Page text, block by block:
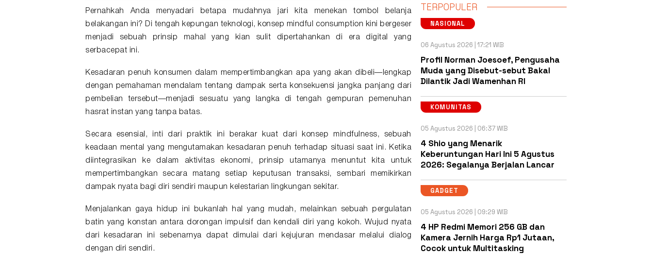
Pernahkah Anda menyadari betapa mudahnya jari kita menekan tombol belanja
belakangan ini? Di tengah kepungan teknologi, konsep mindful consumption kini bergeser
menjadi sebuah prinsip mahal yang kian sulit dipertahankan di
era digital
yang
serbacepat ini.
Kesadaran penuh konsumen dalam mempertimbangkan apa yang akan dibeli—lengkap
dengan pemahaman mendalam tentang dampak serta konsekuensi jangka panjang dari
pembelian tersebut—menjadi sesuatu yang langka di tengah gempuran pemenuhan
hasrat instan yang tanpa batas.
Secara esensial, inti dari praktik ini berakar kuat dari konsep mindfulness, sebuah
keadaan mental yang mengutamakan kesadaran penuh terhadap situasi saat ini. Ketika
diintegrasikan ke dalam aktivitas ekonomi, prinsip utamanya menuntut kita untuk
mempertimbangkan secara matang setiap keputusan transaksi, sembari memikirkan
dampak nyata bagi diri sendiri maupun kelestarian lingkungan sekitar.
Menjalankan gaya hidup ini bukanlah hal yang mudah, melainkan sebuah pergulatan
batin yang konstan antara dorongan impulsif dan kendali diri yang kokoh. Wujud nyata
dari kesadaran ini sebenarnya dapat dimulai dari kejujuran mendasar melalui dialog
dengan diri sendiri.
TERPOPULER
NASIONAL
06 Agustus 2026 | 17:21 WIB
Profil Norman Joesoef, Pengusaha
Muda yang Disebut-sebut Bakal
Dilantik Jadi Wamenhan RI
KOMUNITAS
05 Agustus 2026 | 06:37 WIB
4 Shio yang Menarik
Keberuntungan Hari Ini 5 Agustus
2026: Segalanya Berjalan Lancar
GADGET
05 Agustus 2026 | 09:29 WIB
4 HP Redmi Memori 256 GB dan
Kamera Jernih Harga Rp1 Jutaan,
Cocok untuk Multitasking